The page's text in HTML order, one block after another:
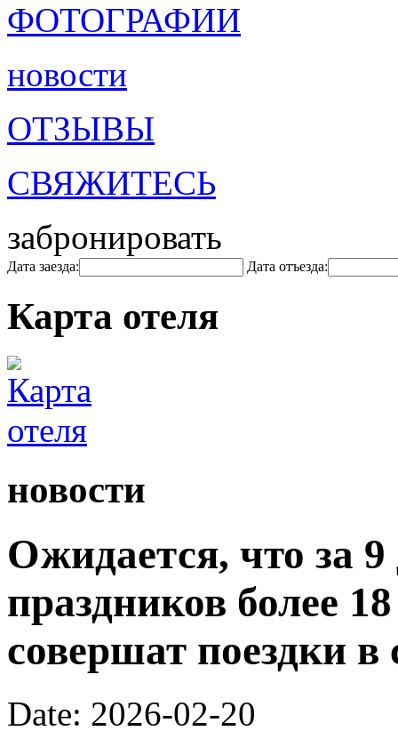
ФОТОГРАФИИ
новости
ОТЗЫВЫ
СВЯЖИТЕСЬ
забронировать
Дата заезда: Дата отъезда:
Карта отеля
новости
Ожидается, что за 9
праздников более
совершат поездки
Date: 2026-02-20